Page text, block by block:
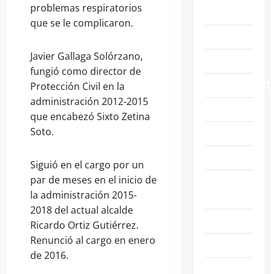
problemas respiratorios
que se le complicaron.
Javier Gallaga Solórzano,
fungió como director de
Protección Civil en la
administración 2012-2015
que encabezó Sixto Zetina
Soto.
Siguió en el cargo por un
par de meses en el inicio de
la administración 2015-
2018 del actual alcalde
Ricardo Ortiz Gutiérrez.
Renunció al cargo en enero
de 2016.